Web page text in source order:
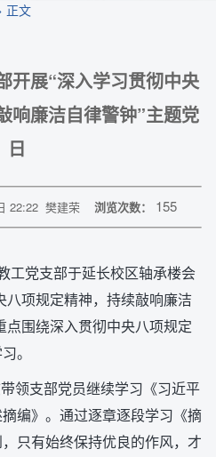
正文
开展“深入学习贯彻中央
响廉洁自律警钟”主题党
日
22:22 樊建荣 浏览次数： 155
工党支部于延长校区轴承楼会
八项规定精神，持续敲响廉洁
点围绕深入贯彻中央八项规定
。
领支部党员继续学习《习近平
编》。通过逐章逐段学习《摘
只有始终保持优良的作风，才